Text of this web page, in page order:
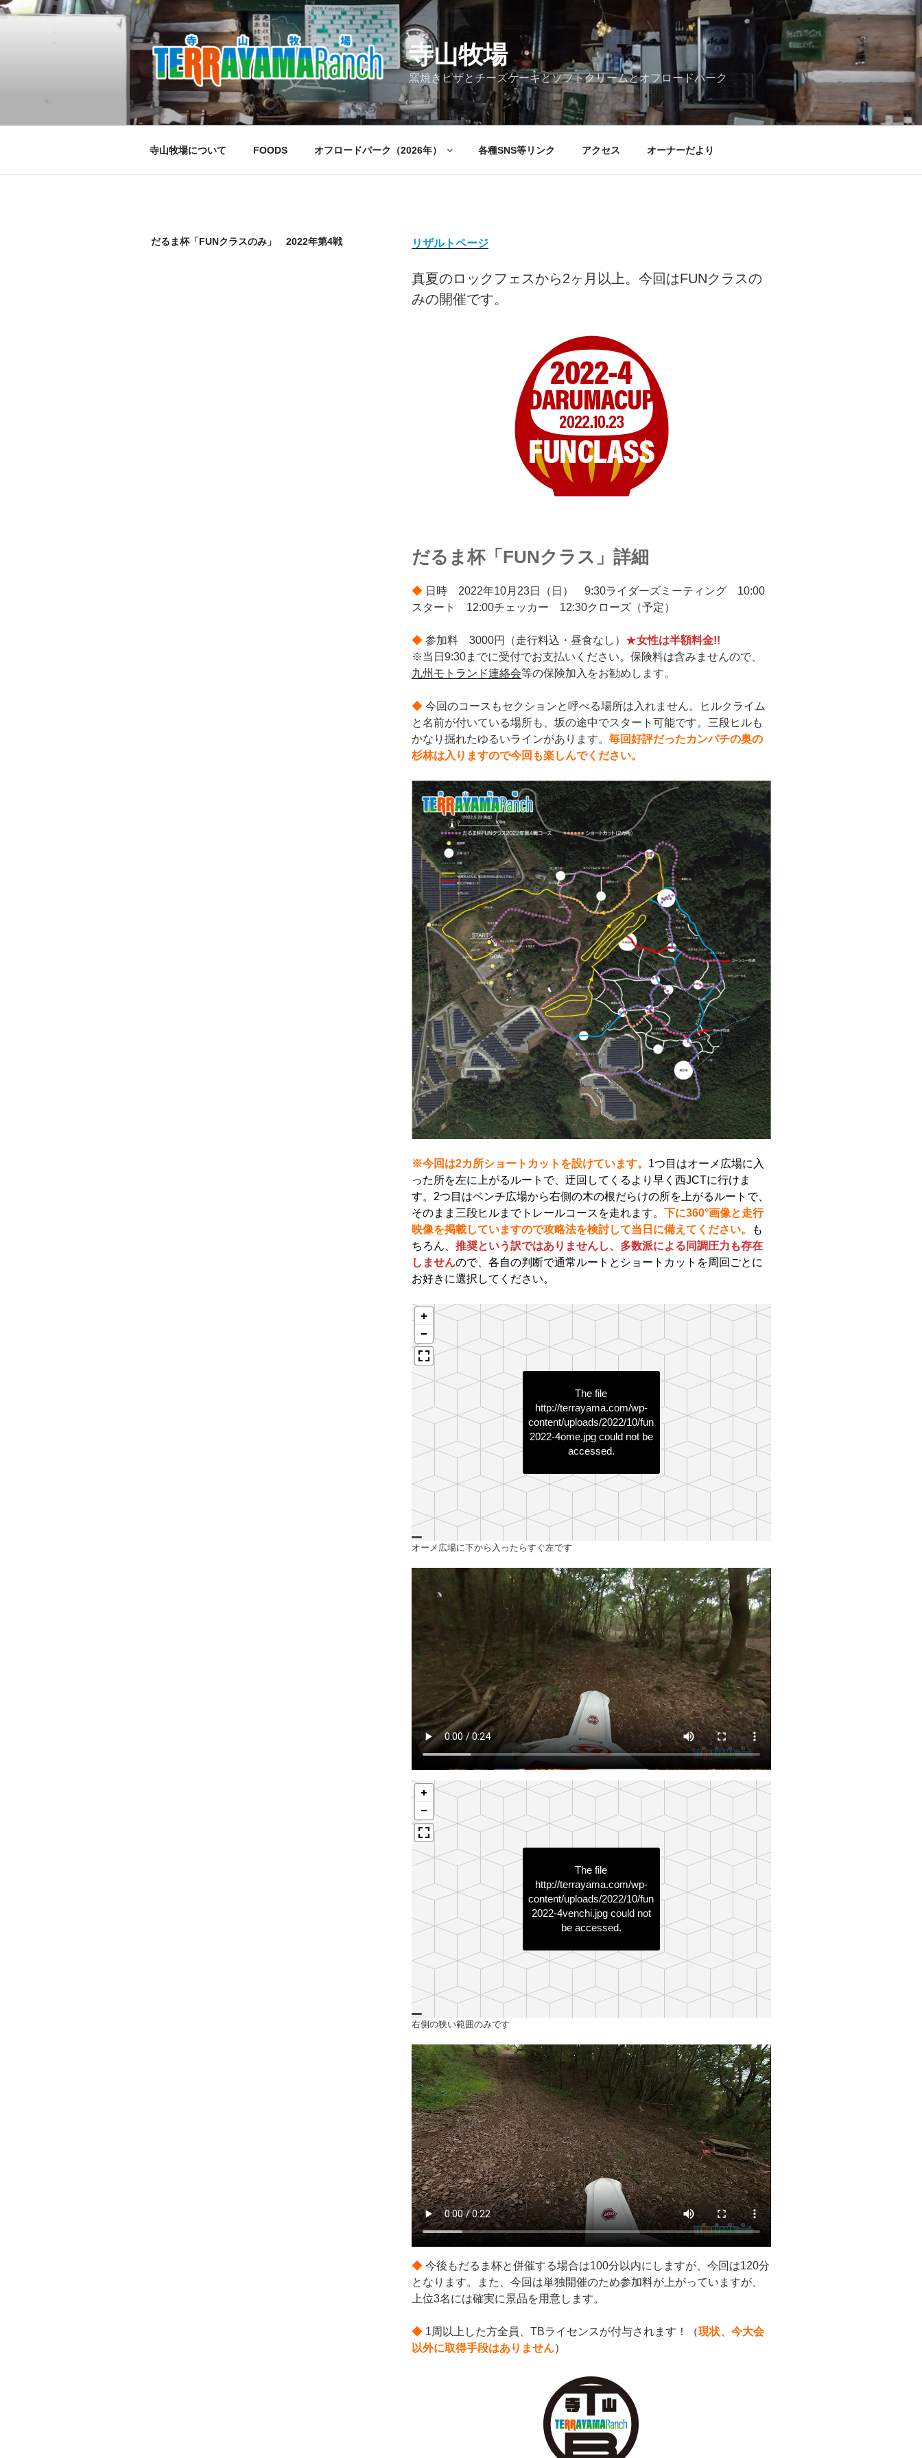
コ
寺山牧場
窯焼きピザとチーズケーキとソフトクリームとオフロードパーク
寺山牧場について FOODS オフロードパーク（2026年） 各種SNS等リンク アクセス オーナーだより
だるま杯「FUNクラスのみ」 2022年第4戦 リザルトページ
真夏のロックフェスから2ヶ月以上。今回はFUNクラスの
みの開催です。
だるま杯「FUNクラス」詳細
◆日時 2022年10月23日（日） 9:30ライダーズミーティング 10:00
スタート 12:00チェッカー 12:30クローズ（予定）
◆参加料 3000円（走行料込・昼食なし） ★女性は半額料金!!
※当日9:30までに受付でお支払いください。保険料は含みませんので、
九州モトランド連絡会等の保険加入をお勧めします。
◆今回のコースもセクションと呼べる場所は入れません。ヒルクライム
と名前が付いている場所も、坂の途中でスタート可能です。三段ヒルも
かなり掘れたゆるいラインがあります。 毎回好評だったカンパチの奥の
杉林は入りますので今回も楽しんでください。
※今回は2カ所ショートカットを設けています。 1つ目はオーメ広場に入
った所を左に上がるルートで、迂回してくるより早く西JCTに行けま
す。2つ目はベンチ広場から右側の木の根だらけの所を上がるルートで、
そのまま三段ヒルまでトレールコースを走れます。 下に360°画像と走行
映像を掲載していますので攻略法を検討して当日に備えてください。
も
ちろん、 推奨という訳ではありませんし、多数派による同調圧力も存在
しませんので、各自の判断で通常ルートとショートカットを周回ごとに
お好きに選択してください。
The file
http://terrayama.com/wp-
content/uploads/2022/10/fun
2022-4ome.jpgcould not be
accessed.
オーメ広場に下から入ったらすぐ左です
The file
http://terrayama.com/wp-
content/uploads/2022/10/fun
2022-4venchi.jpgcould not
be accessed.
右側の狭い範囲のみです
◆今後もだるま杯と併催する場合は100分以内にしますが、今回は120分
となります。また、今回は単独開催のため参加料が上がっていますが、
上位3名には確実に景品を用意します。
◆1周以上した方全員、TBライセンスが付与されます！（現状、 今大会
以外に取得手段はありません）